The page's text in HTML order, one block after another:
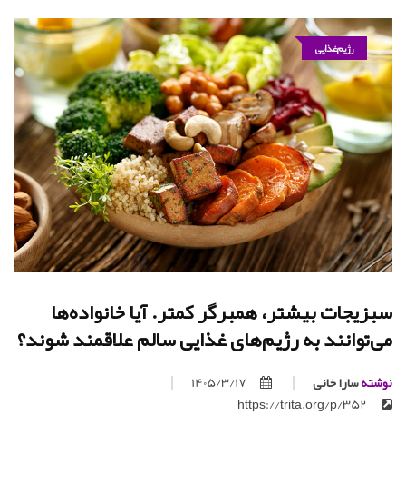
رژیم‌غذایی
سبزیجات بیشتر، همبرگر کمتر. آیا خانواده‌ها
می‌توانند به رژیم‌های غذایی سالم علاقمند شوند؟
نوشتهسارا خانی
1405/3/17